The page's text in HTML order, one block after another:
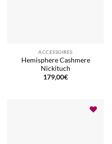
ACCESSOIRES
Hemisphere Cashmere
Nickituch
179,00€